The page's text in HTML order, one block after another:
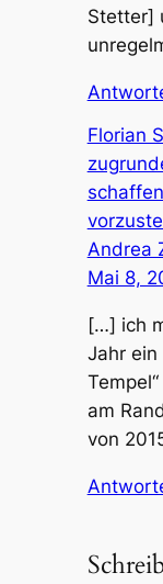
Stetter]
Florian
Andrea
Mai 8,
[…] ich
Jahr ein
am
von